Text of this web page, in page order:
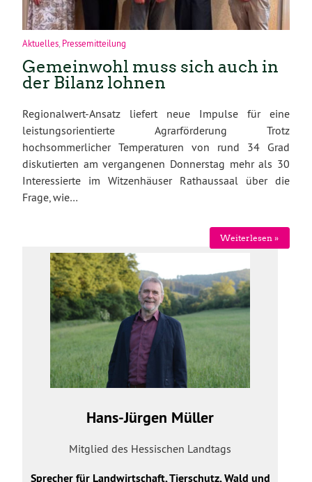
Aktuelles, Pressemitteilung
Gemeinwohl muss sich auch in
der Bilanz lohnen
Regionalwert-Ansatz liefert neue Impulse für eine
leistungsorientierte Agrarförderung Trotz
hochsommerlicher Temperaturen von rund 34 Grad
diskutierten am vergangenen Donnerstag mehr als 30
Interessierte im Witzenhäuser Rathaussaal über die
Frage, wie…
Weiterlesen »
Hans-Jürgen Müller
Mitglied des Hessischen Landtags
Sprecher für Landwirtschaft, Tierschutz, Wald und